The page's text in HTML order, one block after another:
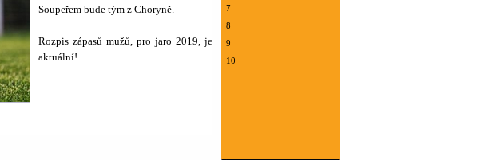
Soupeřem bude tým z Choryně.
Rozpis zápasů mužů, pro jaro 2019, je
aktuální!
7
8
9
10